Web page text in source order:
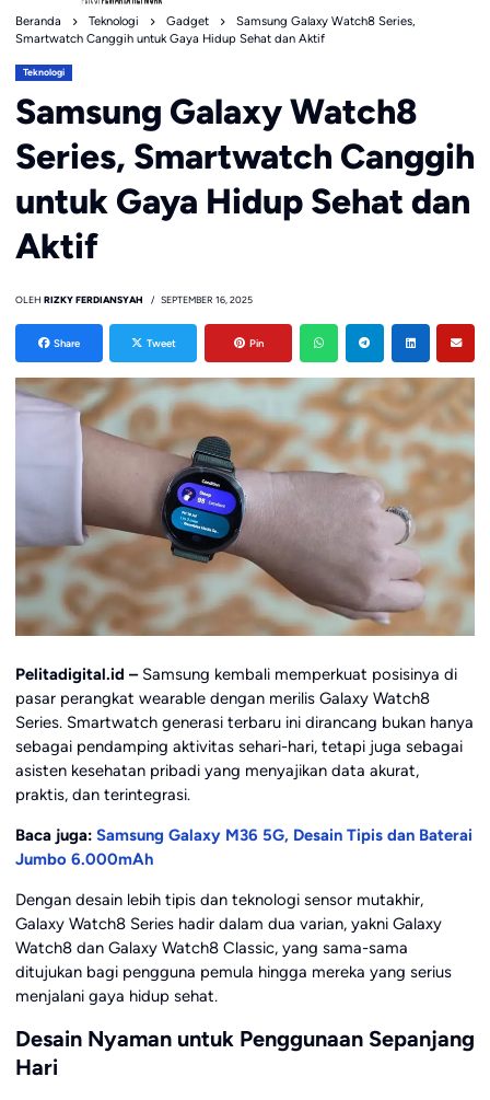
Beranda Teknologi Gadget
Samsung Galaxy Watch8 Series,
Smartwatch Canggih untuk Gaya Hidup Sehat dan Aktif
Teknologi
Samsung Galaxy Watch8
Series, Smartwatch Canggih
untuk Gaya Hidup Sehat dan
Aktif
OLEH RIZKY FERDIANSYAH SEPTEMBER 16, 2025
Share Tweet Pin
Pelitadigital.id – Samsung kembali memperkuat posisinya di
pasar perangkat wearable dengan merilis Galaxy Watch8
Series. Smartwatch generasi terbaru ini dirancang bukan hanya
sebagai pendamping aktivitas sehari-hari, tetapi juga sebagai
asisten kesehatan pribadi yang menyajikan data akurat,
praktis, dan terintegrasi.
Baca juga: Samsung Galaxy M36 5G, Desain Tipis dan Baterai
Jumbo 6.000mAh
Dengan desain lebih tipis dan teknologi sensor mutakhir,
Galaxy Watch8 Series hadir dalam dua varian, yakni Galaxy
Watch8 dan Galaxy Watch8 Classic, yang sama-sama
ditujukan bagi pengguna pemula hingga mereka yang serius
menjalani gaya hidup sehat.
Desain Nyaman untuk Penggunaan Sepanjang
Hari